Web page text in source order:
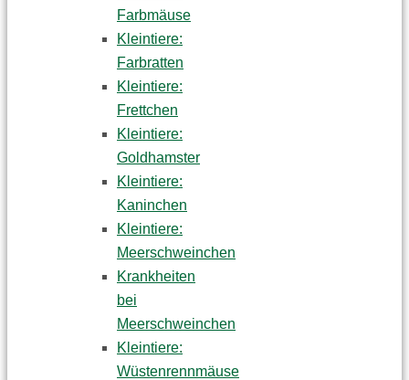
Farbmäuse
Kleintiere:
Farbratten
Kleintiere:
Frettchen
Kleintiere:
Goldhamster
Kleintiere:
Kaninchen
Kleintiere:
Meerschweinchen
Krankheiten
bei
Meerschweinchen
Kleintiere:
Wüstenrennmäuse